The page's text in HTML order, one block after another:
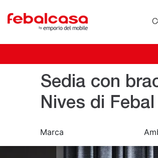
Sedia con
Nives di
Marca